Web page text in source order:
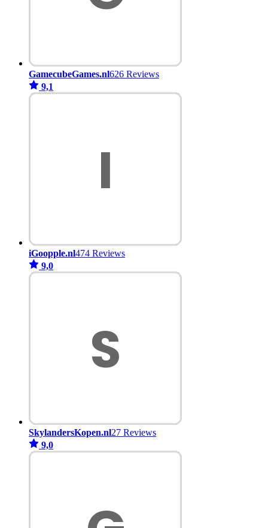
GamecubeGames.nl626 Reviews
9,1
iGoopple.nl474 Reviews
9,0
SkylandersKopen.nl27 Reviews
9,0